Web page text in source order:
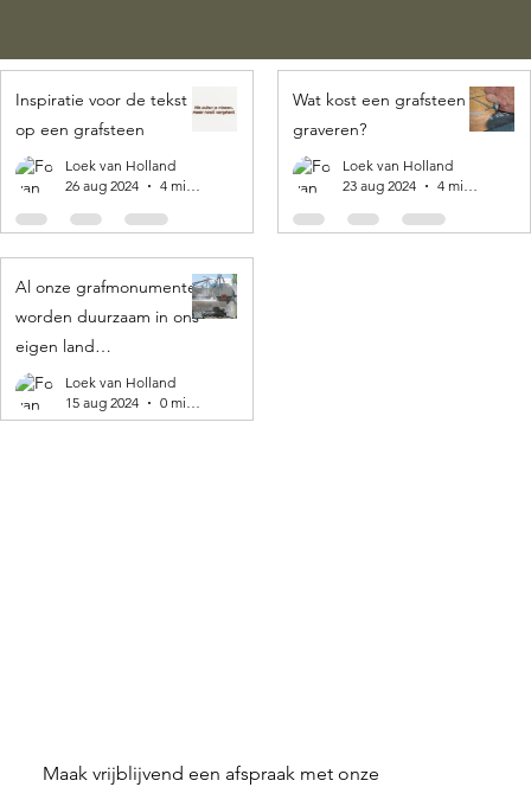
Inspiratie voor de tekst
op een grafsteen
Loek van Holland
26 aug 2024
4 minuten om te lezen
Wat kost een grafsteen
graveren?
Loek van Holland
23 aug 2024
4 minuten om te lezen
Al onze grafmonumenten
worden duurzaam in ons
eigen land
geproduceerd! 🌍
Loek van Holland
15 aug 2024
0 minuten om te lezen
Maak vrijblijvend een afspraak met onze